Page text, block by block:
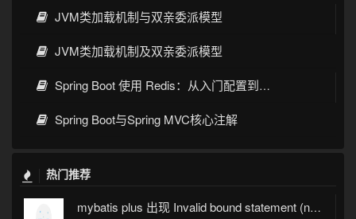
JVM类加载机制与双亲委派模型
JVM类加载机制及双亲委派模型
Spring Boot 使用 Redis：从入门配置到缓存实战
Spring Boot与Spring MVC核心注解
热门推荐
mybatis plus 出现 Invalid bound statement (not found)